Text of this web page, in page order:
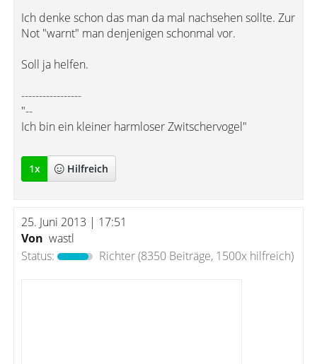
Ich denke schon das man da mal nachsehen sollte. Zur
Not "warnt" man denjenigen schonmal vor.
Soll ja helfen.
-----------------
"--
Ich bin ein kleiner harmloser Zwitschervogel"
1x Hilfreich
25. Juni 2013 | 17:51
Von wastl
Status:
Richter(8350 Beiträge, 1500x hilfreich)